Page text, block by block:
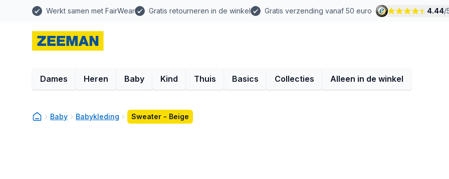
Werkt samen met FairWear Gratis retourneren in de winkel Gratis verzending vanaf 50 euro 4.44/
Dames Heren Baby Kind Thuis Basics Collecties Alleen in de winkel
Baby Babykleding Sweater - Beige